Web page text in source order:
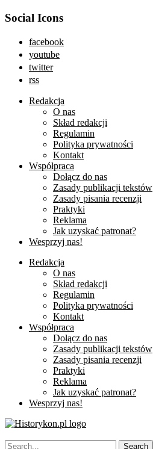
Social Icons
facebook
youtube
twitter
rss
Redakcja
O nas
Skład redakcji
Regulamin
Polityka prywatności
Kontakt
Współpraca
Dołącz do nas
Zasady publikacji tekstów
Zasady pisania recenzji
Praktyki
Reklama
Jak uzyskać patronat?
Wesprzyj nas!
Redakcja
O nas
Skład redakcji
Regulamin
Polityka prywatności
Kontakt
Współpraca
Dołącz do nas
Zasady publikacji tekstów
Zasady pisania recenzji
Praktyki
Reklama
Jak uzyskać patronat?
Wesprzyj nas!